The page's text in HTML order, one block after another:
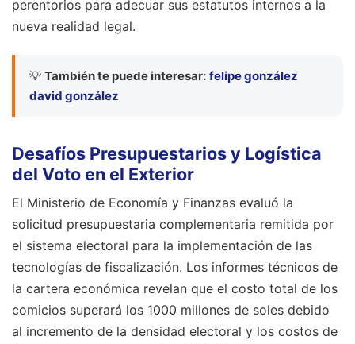
perentorios para adecuar sus estatutos internos a la
nueva realidad legal.
💡 También te puede interesar: felipe gonzález
david gonzález
Desafíos Presupuestarios y Logística
del Voto en el Exterior
El Ministerio de Economía y Finanzas evaluó la
solicitud presupuestaria complementaria remitida por
el sistema electoral para la implementación de las
tecnologías de fiscalización. Los informes técnicos de
la cartera económica revelan que el costo total de los
comicios superará los 1000 millones de soles debido
al incremento de la densidad electoral y los costos de